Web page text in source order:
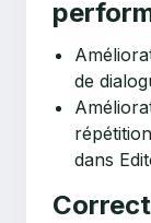
de
dans